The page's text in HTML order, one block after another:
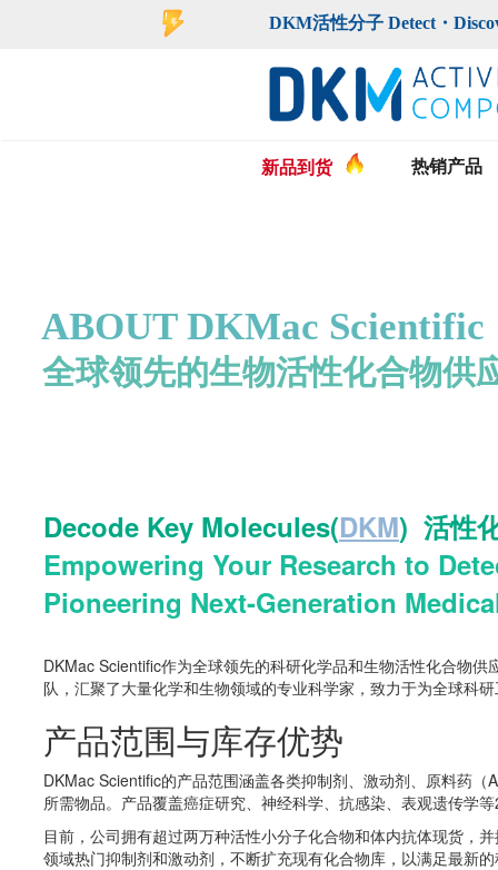
手机版 会员中心
DKM活性分子 Detect・
新品到货 热销产品
ABOUT DKMac Scientific
全球领先的生物活性化合物供
Decode Key Molecules(DKM) 活性
Empowering Your Research to
Pioneering Next-Generation
DKMac Scientific作为全球领先的科研化学品和生物活性化合物
队，汇聚了大量化学和生物领域的专业科学家，致力于为全球科
产品范围与库存优势
DKMac Scientific的产品范围涵盖各类抑制剂、激动剂、原料药
所需物品。产品覆盖癌症研究、神经科学、抗感染、表观遗传学
目前，公司拥有超过两万种活性小分子化合物和体内抗体现货，
领域热门抑制剂和激动剂，不断扩充现有化合物库，以满足最新